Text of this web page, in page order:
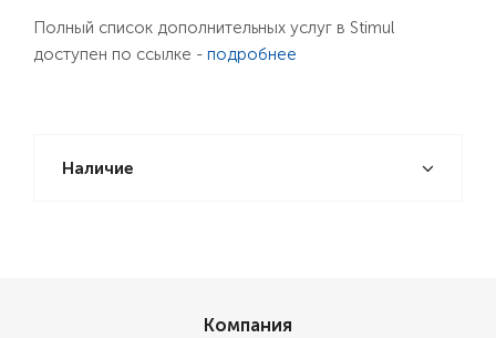
Полный список дополнительных услуг в Stimul
доступен по ссылке - подробнее
Наличие
Компания